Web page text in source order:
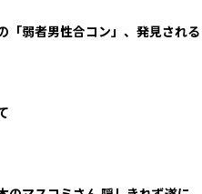
「弱者男性合コン」、発見される